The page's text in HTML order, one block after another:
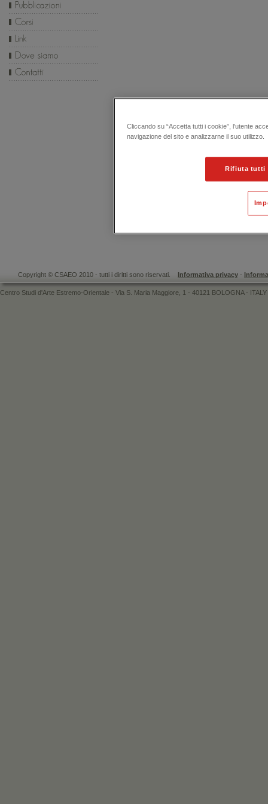
Copyright © CSAEO 2010 - tutti i diritti sono riservati. Informativa privacy -
Centro Studi d'Arte Estremo-Orientale - Via S. Maria Maggiore, 1 - 40121 BOLOGNA -
Cliccando su “Accetta tutti i cookie”, l'utente
navigazione del sito e analizzarne il suo utilizzo.
Rifiuta tutti